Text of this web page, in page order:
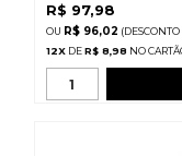
R$ 97,98
R$ 96,02 (DESCONTO
12X DE R$ 8,98